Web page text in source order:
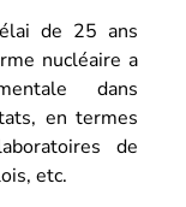
de 25 ans
nucléaire a
dans
en termes
de
etc.